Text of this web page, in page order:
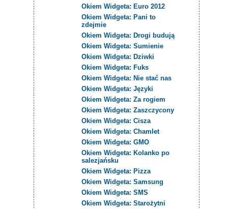
Okiem Widgeta: Euro 2012
Okiem Widgeta: Pani to
zdejmie
Okiem Widgeta: Drogi budują
Okiem Widgeta: Sumienie
Okiem Widgeta: Dziwki
Okiem Widgeta: Fuks
Okiem Widgeta: Nie stać nas
Okiem Widgeta: Języki
Okiem Widgeta: Za rogiem
Okiem Widgeta: Zaszczycony
Okiem Widgeta: Cisza
Okiem Widgeta: Chamlet
Okiem Widgeta: GMO
Okiem Widgeta: Kolanko po
salezjańsku
Okiem Widgeta: Pizza
Okiem Widgeta: Samsung
Okiem Widgeta: SMS
Okiem Widgeta: Starożytni